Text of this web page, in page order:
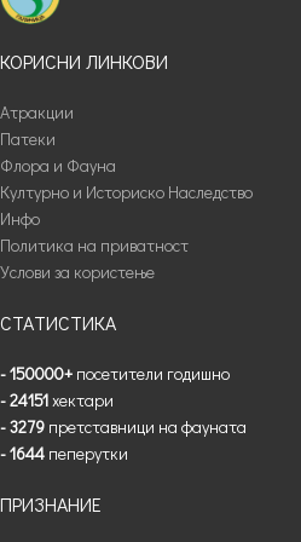
КОРИСНИ ЛИНКОВИ
Атракции
Патеки
Флора и Фауна
Културно и Историско Наследство
Инфо
Политика на приватност
Услови за користење
СТАТИСТИКА
- 150000+ посетители годишно
- 24151хектари
- 3279 претставници на фауната
- 1644 пеперутки
ПРИЗНАНИЕ